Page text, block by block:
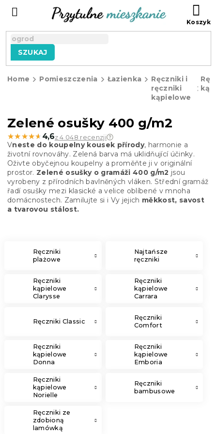
SZUKAJ
Home Pomieszczenia Łazienka
Ręczniki i
ręczniki
kąpielowe
Zelené osušky 400 g/m2
★★★★★
★★★★★ 4,6z 4 048 recenzji
Vneste do koupelny kousek přírody, harmonie a
životní rovnováhy. Zelená barva má uklidňující účinky.
Oživte obyčejnou koupelny a proměňte ji v originální
prostor. Zelené osušky o gramáži 400 g/m2 jsou
vyrobeny z přírodních bavlněných vláken. Střední gramáž
řadí osušky mezi klasické a velice oblíbené v mnoha
domácnostech. Zamilujte si i Vy jejich měkkost, savost
a tvarovou stálost.
Ręczniki
plażowe
Najtańsze
ręczniki
Ręczniki
kąpielowe
Clarysse
Ręczniki
kąpielowe
Carrara
Ręczniki Classic
Ręczniki
Comfort
Ręczniki
kąpielowe
Donna
Ręczniki
kąpielowe
Emboria
Ręczniki
kąpielowe
Norielle
Ręczniki
bambusowe
Ręczniki ze
zdobioną
lamówką